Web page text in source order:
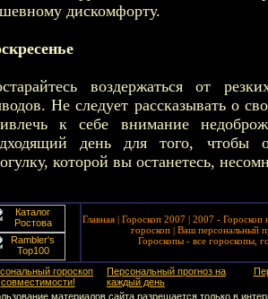
дискомфорту.
воздержаться от
Не следует рассказывать о
к себе внимание
день для того, чтобы
которой вы останетесь,
Главная | Гороскоп 2007 | 2007 - Гороскоп
гороскоп| Ваш персональный
Гороскопы - все гороскопы,
гороскоп
совместимости!
Персональный прогноз на
каждый день
материалов сайта разрешается только в